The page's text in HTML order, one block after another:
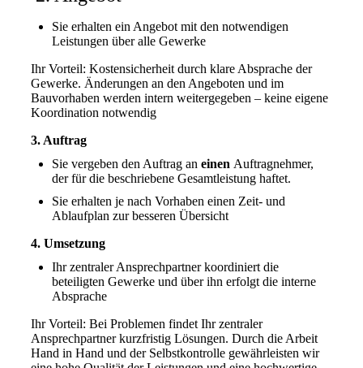
Sie erhalten ein Angebot mit den notwendigen
Leistungen über alle Gewerke
Ihr Vorteil: Kostensicherheit durch klare Absprache der
Gewerke. Änderungen an den Angeboten und im
Bauvorhaben werden intern weitergegeben – keine eigene
Koordination notwendig
3. Auftrag
Sie vergeben den Auftrag an einen Auftragnehmer,
der für die beschriebene Gesamtleistung haftet.
Sie erhalten je nach Vorhaben einen Zeit- und
Ablaufplan zur besseren Übersicht
4. Umsetzung
Ihr zentraler Ansprechpartner koordiniert die
beteiligten Gewerke und über ihn erfolgt die interne
Absprache
Ihr Vorteil: Bei Problemen findet Ihr zentraler
Ansprechpartner kurzfristig Lösungen. Durch die Arbeit
Hand in Hand und der Selbstkontrolle gewährleisten wir